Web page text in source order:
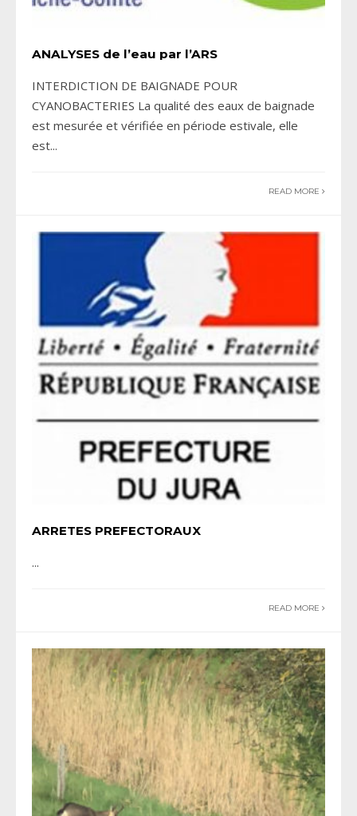
ANALYSES de l’eau par l’ARS
INTERDICTION DE BAIGNADE POUR
CYANOBACTERIES La qualité des eaux de baignade
est mesurée et vérifiée en période estivale, elle
est...
READ MORE
ARRETES PREFECTORAUX
...
READ MORE